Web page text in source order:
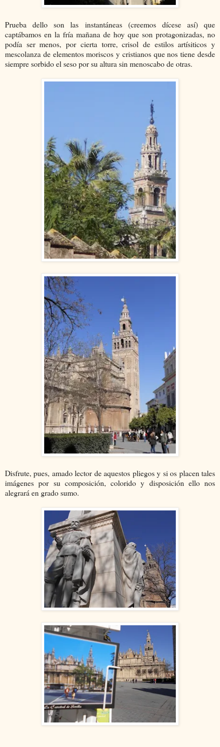
Prueba dello son las instantáneas (creemos dícese así) que
captábamos en la fría mañana de hoy que son protagonizadas, no
podía ser menos, por cierta torre, crisol de estilos artísiticos y
mescolanza de elementos moriscos y cristianos que nos tiene desde
siempre sorbido el seso por su altura sin menoscabo de otras.
Disfrute, pues, amado lector de aquestos pliegos y si os placen tales
imágenes por su composición, colorido y disposición ello nos
alegrará en grado sumo.